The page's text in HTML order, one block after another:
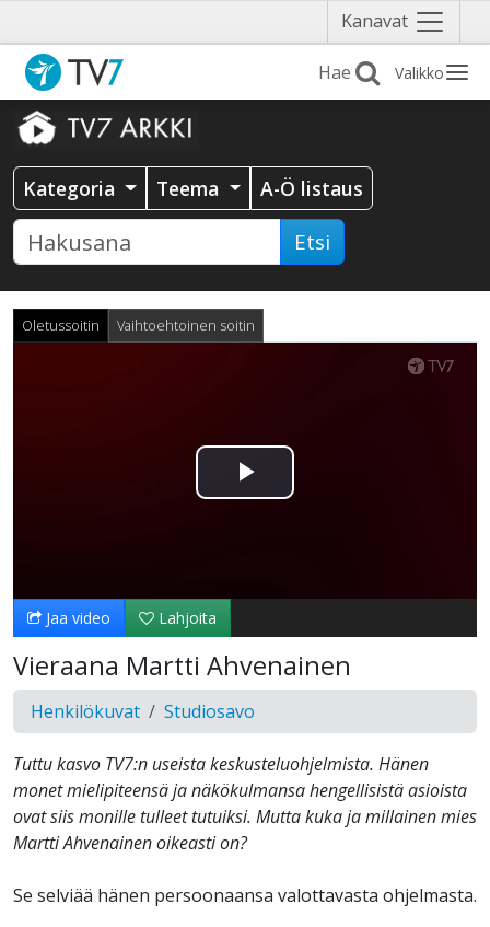
Kanavat Näytä
valikko
Valikko
Kategoria Teema A-Ö listaus
Etsi
Oletussoitin Vaihtoehtoinen soitin
Toista
Jaa video Lahjoita
Vieraana Martti Ahvenainen
Henkilökuvat Studiosavo
Tuttu kasvo TV7:n useista keskusteluohjelmista. Hänen
monet mielipiteensä ja näkökulmansa hengellisistä asioista
ovat siis monille tulleet tutuiksi. Mutta kuka ja millainen mies
Martti Ahvenainen oikeasti on?
Se selviää hänen persoonaansa valottavasta ohjelmasta.